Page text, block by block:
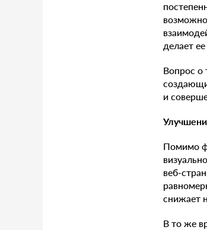
делает
Вопрос о
и
Помимо
веб-
снижает
В то же